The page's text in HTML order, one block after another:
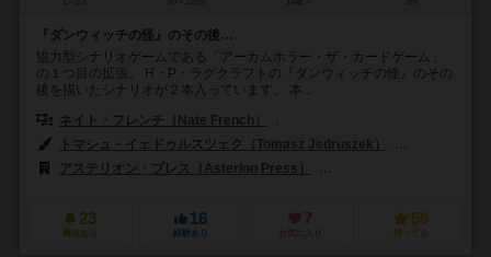
『ダンウィッチの怪』のその後…
協力型シナリオゲームである「アーカムホラー・ザ・カードゲーム」
の１つ目の拡張。 H・P・ラグクラフトの『ダンウィッチの怪』のその
後を描いたシナリオが２本入っています。 本...
ネイト・フレンチ（Nate French）
トマシュ・イェドゥルスツェク（Tomasz Jedruszek）
アステリオン・プレス（Asterion Press）
23
興味あり
16
経験あり
7
お気に入り
59
持ってる